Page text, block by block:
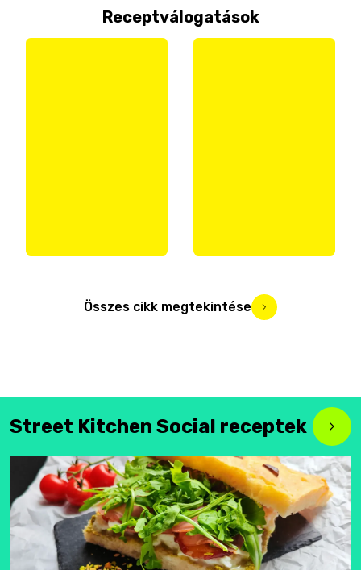
Receptválogatások
Összes cikk megtekintése
Street Kitchen Social receptek